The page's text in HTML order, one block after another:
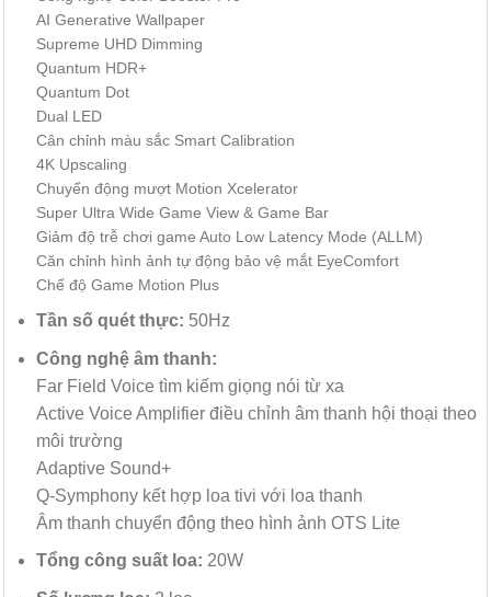
AI Generative Wallpaper
Supreme UHD Dimming
Quantum HDR+
Quantum Dot
Dual LED
Cân chỉnh màu sắc Smart Calibration
4K Upscaling
Chuyển động mượt Motion Xcelerator
Super Ultra Wide Game View & Game Bar
Giảm độ trễ chơi game Auto Low Latency Mode (ALLM)
Căn chỉnh hình ảnh tự động bảo vệ mắt EyeComfort
Chế độ Game Motion Plus
Tần số quét thực: 50Hz
Công nghệ âm thanh:
Far Field Voice tìm kiếm giọng nói từ xa
Active Voice Amplifier điều chỉnh âm thanh hội thoại theo
môi trường
Adaptive Sound+
Q-Symphony kết hợp loa tivi với loa thanh
Âm thanh chuyển động theo hình ảnh OTS Lite
Tổng công suất loa: 20W